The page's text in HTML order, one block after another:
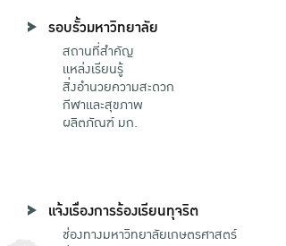
รอบรั้วมหาวิทยาลัย
สถานที่สำคัญ
แหล่งเรียนรู้
สิ่งอำนวยความสะดวก
กีฬาและสุขภาพ
ผลิตภัณฑ์ มก.
แจ้งเรื่องการร้องเรียนทุจริต
ช่องทางมหาวิทยาลัยเกษตรศาสตร์